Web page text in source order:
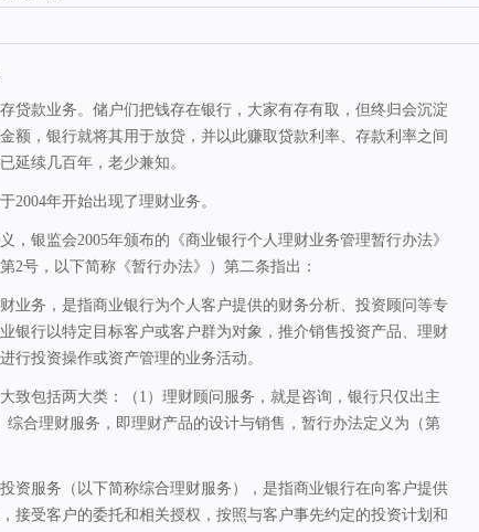
贷款业务。储户们把钱存在银行，大家有存有取，但终归会沉淀
额，银行就将其用于放贷，并以此赚取贷款利率、存款利率之间
延续几百年，老少兼知。
2004年开始出现了理财业务。
，银监会2005年颁布的《商业银行个人理财业务管理暂行办法》
第2号，以下简称《暂行办法》）第二条指出：
业务，是指商业银行为个人客户提供的财务分析、投资顾问等专
银行以特定目标客户或客户群为对象，推介销售投资产品、理财
行投资操作或资产管理的业务活动。
致包括两大类：（1）理财顾问服务，就是咨询，银行只仅出主
综合理财服务，即理财产品的设计与销售，暂行办法定义为（第
资服务（以下简称综合理财服务），是指商业银行在向客户提供
接受客户的委托和相关授权，按照与客户事先约定的投资计划和